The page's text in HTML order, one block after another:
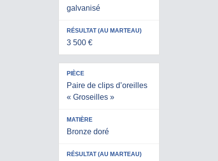
galvanisé
3 500 €
Paire de clips d’oreilles
« Groseilles »
Bronze doré